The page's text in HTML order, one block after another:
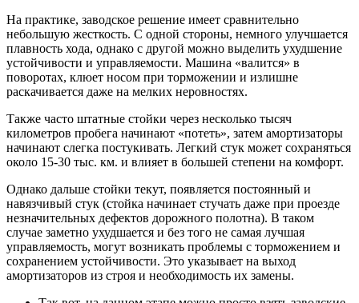
На практике, заводское решение имеет сравнительно
небольшую жесткость. С одной стороны, немного улучшается
плавность хода, однако с другой можно выделить ухудшение
устойчивости и управляемости. Машина «валится» в
поворотах, клюет носом при торможении и излишне
раскачивается даже на мелких неровностях.
Также часто штатные стойки через несколько тысяч
километров пробега начинают «потеть», затем амортизаторы
начинают слегка постукивать. Легкий стук может сохраняться
около 15-30 тыс. км. и влияет в большей степени на комфорт.
Однако дальше стойки текут, появляется постоянный и
навязчивый стук (стойка начинает стучать даже при проезде
незначительных дефектов дорожного полотна). В таком
случае заметно ухудшается и без того не самая лучшая
управляемость, могут возникать проблемы с торможением и
сохранением устойчивости. Это указывает на выход
амортизаторов из строя и необходимость их замены.